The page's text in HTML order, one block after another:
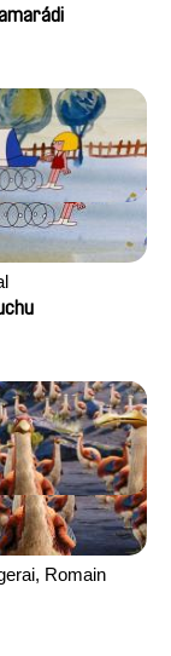
Romain
Pereira De